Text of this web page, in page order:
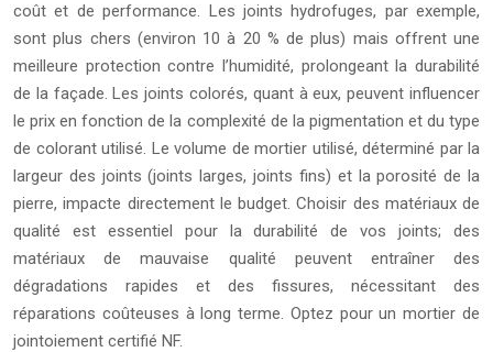
coût et de performance. Les joints hydrofuges, par exemple,
sont plus chers (environ 10 à 20 % de plus) mais offrent une
meilleure protection contre l’humidité, prolongeant la durabilité
de la façade. Les joints colorés, quant à eux, peuvent influencer
le prix en fonction de la complexité de la pigmentation et du type
de colorant utilisé. Le volume de mortier utilisé, déterminé par la
largeur des joints (joints larges, joints fins) et la porosité de la
pierre, impacte directement le budget. Choisir des matériaux de
qualité est essentiel pour la durabilité de vos joints; des
matériaux de mauvaise qualité peuvent entraîner des
dégradations rapides et des fissures, nécessitant des
réparations coûteuses à long terme. Optez pour un mortier de
jointoiement certifié NF.